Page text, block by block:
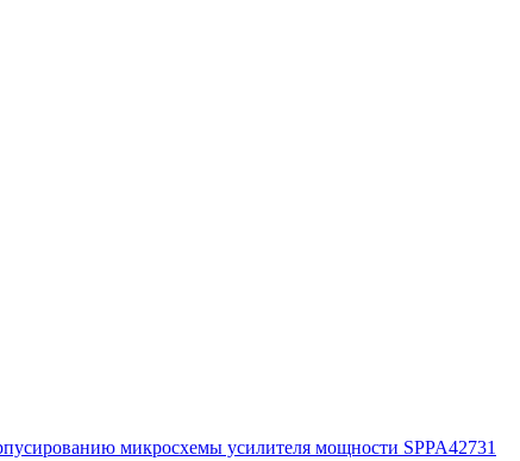
микросхемы усилителя мощности SPPA42731